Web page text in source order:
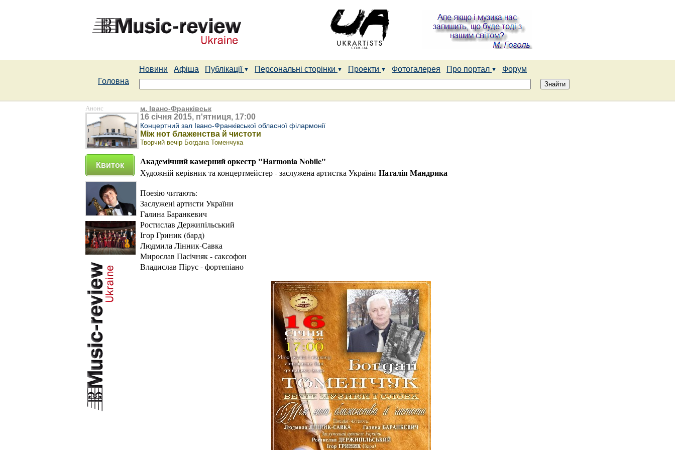
Новини Афіша Публікації Персональні сторінки Проекти Фотогалерея Про портал
Форум
Головна
Анонс
Квиток
м. Івано-Франківськ
16 січня 2015, п'ятниця, 17:00
Концертний зал Івано-Франківської обласної філармонії
Між нот блаженства й чистоти
Творчий вечір Богдана Томенчука
Академічний камерний оркестр "Harmonia Nobile"
Художній керівник та концертмейстер - заслужена артистка України Наталія Мандрика
Поезію читають:
Заслужені артисти України
Галина Баранкевич
Ростислав Держипільський
Ігор Гриник (бард)
Людмила Лінник-Савка
Мирослав Пасічняк - саксофон
Владислав Пірус - фортепіано